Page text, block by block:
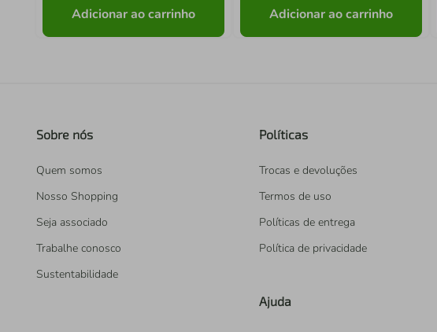
Adicionar ao carrinho Adicionar ao carrinho
Sobre nós
Quem somos
Nosso Shopping
Seja associado
Trabalhe conosco
Sustentabilidade
Políticas
Trocas e devoluções
Termos de uso
Políticas de entrega
Política de privacidade
Ajuda